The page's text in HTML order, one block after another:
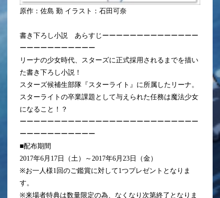
原作：佐島 勤 イラスト：石田可奈
書き下ろし小説 あらすじーーーーーーーーーーーーーー
ーーーーーーーーーーー
リーナの少女時代、スターズに正式採用されるまでを描い
た書き下ろし小説！
スターズ候補生部隊『スターライト』に所属したリーナ。
スターライトの卒業課題として与えられた任務は魔法少女
になること！？
ーーーーーーーーーーーーーーーーーーーーーーーーーー
ーーーーーーーーーーー
■配布期間
2017年6月17日（土）～2017年6月23日（金）
※お一人様1回のご鑑賞に対して1つプレゼントとなりま
す。
※来場者特典は数量限定の為、なくなり次第終了となりま